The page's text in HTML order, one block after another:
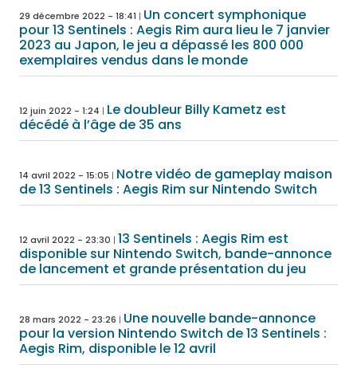
29 décembre 2022 - 18:41
Un concert symphonique
pour 13 Sentinels : Aegis Rim aura lieu le 7 janvier
2023 au Japon, le jeu a dépassé les 800 000
exemplaires vendus dans le monde
12 juin 2022 - 1:24
Le doubleur Billy Kametz est
décédé à l’âge de 35 ans
14 avril 2022 - 15:05
Notre vidéo de gameplay maison
de 13 Sentinels : Aegis Rim sur Nintendo Switch
12 avril 2022 - 23:30
13 Sentinels : Aegis Rim est
disponible sur Nintendo Switch, bande-annonce
de lancement et grande présentation du jeu
28 mars 2022 - 23:26
Une nouvelle bande-annonce
pour la version Nintendo Switch de 13 Sentinels :
Aegis Rim, disponible le 12 avril